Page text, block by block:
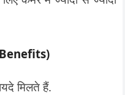
मिलते हैं.